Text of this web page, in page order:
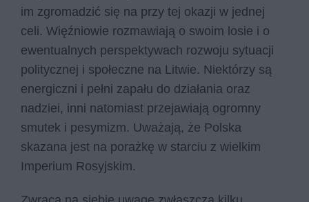
im zgromadzić się na przy tej okazji w jednej
celi. Więźniowie rozmawiają o swoim losie i o
ewentualnych perspektywach rozwoju sytuacji
politycznej i społeczne na Litwie. Niektórzy są
energiczni i pełni zapału do działania oraz
nadziei, inni natomiast przejawiają ogromny
smutek i pesymizm. Uważają, że Polska
skazana jest na porażkę w starciu z wielkim
Imperium Rosyjskim.